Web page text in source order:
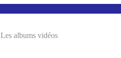
Les albums vidéos